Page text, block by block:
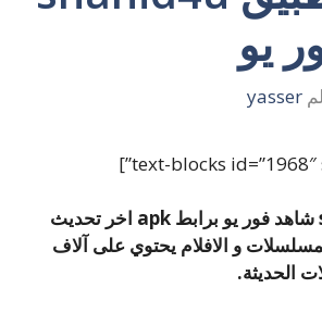
يو
yasser
تطبيق shahid4u شاهد فور يو برابط apk اخر تحديث
المسلسلات و الافلام يحتوي على آلاف
الحديثة.